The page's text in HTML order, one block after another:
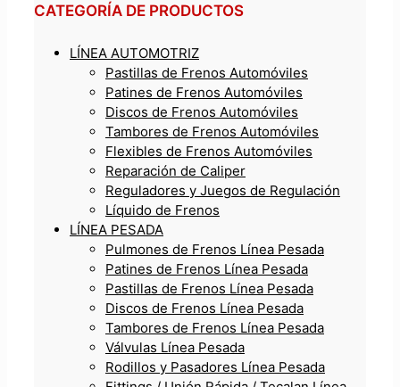
CATEGORÍA DE PRODUCTOS
LÍNEA AUTOMOTRIZ
Pastillas de Frenos Automóviles
Patines de Frenos Automóviles
Discos de Frenos Automóviles
Tambores de Frenos Automóviles
Flexibles de Frenos Automóviles
Reparación de Caliper
Reguladores y Juegos de Regulación
Líquido de Frenos
LÍNEA PESADA
Pulmones de Frenos Línea Pesada
Patines de Frenos Línea Pesada
Pastillas de Frenos Línea Pesada
Discos de Frenos Línea Pesada
Tambores de Frenos Línea Pesada
Válvulas Línea Pesada
Rodillos y Pasadores Línea Pesada